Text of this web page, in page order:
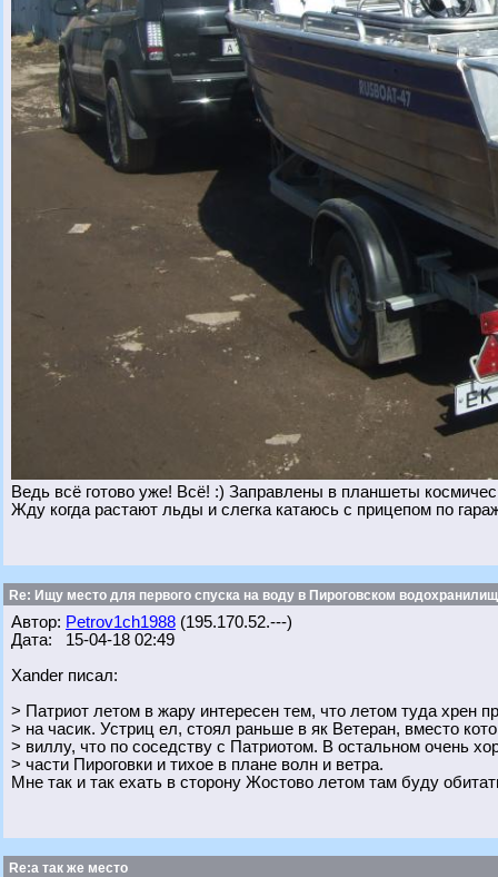
Ведь всё готово уже! Всё! :) Заправлены в планшеты
Жду когда растают льды и слегка катаюсь с прицепом по
Re: Ищу место для первого спуска на воду в Пироговском
Автор: Petrov1ch1988 (195.170.52.---)
Дата: 15-04-18 02:49
Xander писал:
> Патриот летом в жару интересен тем, что летом туда хрен
> на часик. Устриц ел, стоял раньше в як Ветеран, вместо
> виллу, что по соседству с Патриотом. В остальном очень
> части Пироговки и тихое в плане волн и ветра.
Мне так и так ехать в сторону Жостово летом там буду
Re:а так же место